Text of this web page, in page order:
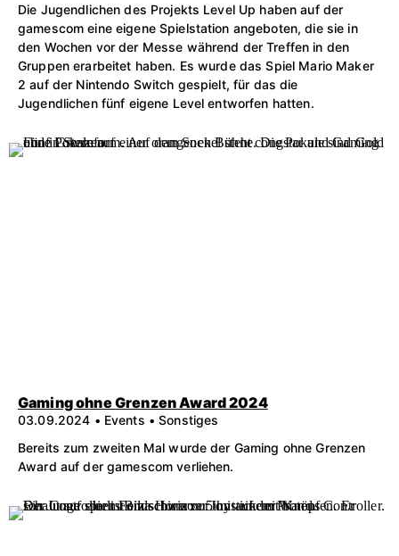
Die Jugendlichen des Projekts Level Up haben auf der
gamescom eine eigene Spielstation angeboten, die sie in
den Wochen vor der Messe während der Treffen in den
Gruppen erarbeitet haben. Es wurde das Spiel Mario Maker
2 auf der Nintendo Switch gespielt, für das die
Jugendlichen fünf eigene Level entworfen hatten.
Gaming ohne Grenzen Award 2024
03.09.2024 • Events • Sonstiges
Bereits zum zweiten Mal wurde der Gaming ohne Grenzen
Award auf der gamescom verliehen.